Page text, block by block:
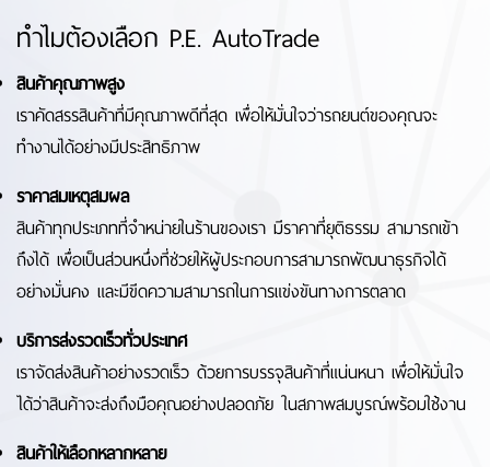
ทำไมต้องเลือก P.E. AutoTrade
สินค้าคุณภาพสูง
เราคัดสรรสินค้าที่มีคุณภาพดีที่สุด เพื่อให้มั่นใจว่ารถยนต์ของคุณจะ
ทำงานได้อย่างมีประสิทธิภาพ
ราคาสมเหตุสมผล
สินค้าทุกประเภทที่จำหน่ายในร้านของเรา มีราคาที่ยุติธรรม สามารถเข้า
ถึงได้ เพื่อเป็นส่วนหนึ่งที่ช่วยให้ผู้ประกอบการสามารถพัฒนาธุรกิจได้
อย่างมั่นคง และมีขีดความสามารถในการแข่งขันทางการตลาด
บริการส่งรวดเร็วทั่วประเทศ
เราจัดส่งสินค้าอย่างรวดเร็ว ด้วยการบรรจุสินค้าที่แน่นหนา เพื่อให้มั่นใจ
ได้ว่าสินค้าจะส่งถึงมือคุณอย่างปลอดภัย ในสภาพสมบูรณ์พร้อมใช้งาน
สินค้าให้เลือกหลากหลาย